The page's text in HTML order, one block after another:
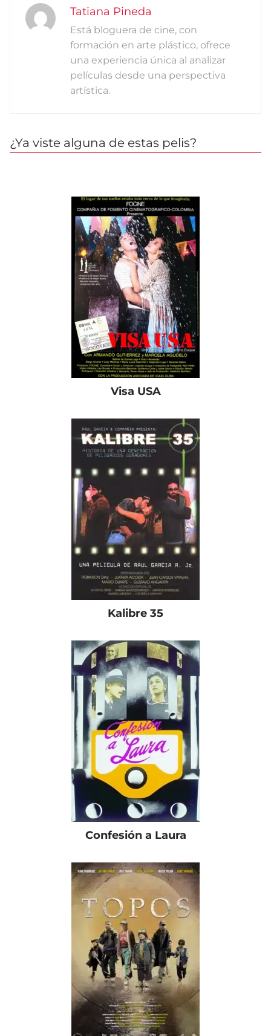
Tatiana Pineda
Está bloguera de cine, con
formación en arte plástico, ofrece
una experiencia única al analizar
películas desde una perspectiva
artística.
¿Ya viste alguna de estas pelis?
Visa USA
Kalibre 35
Confesión a Laura